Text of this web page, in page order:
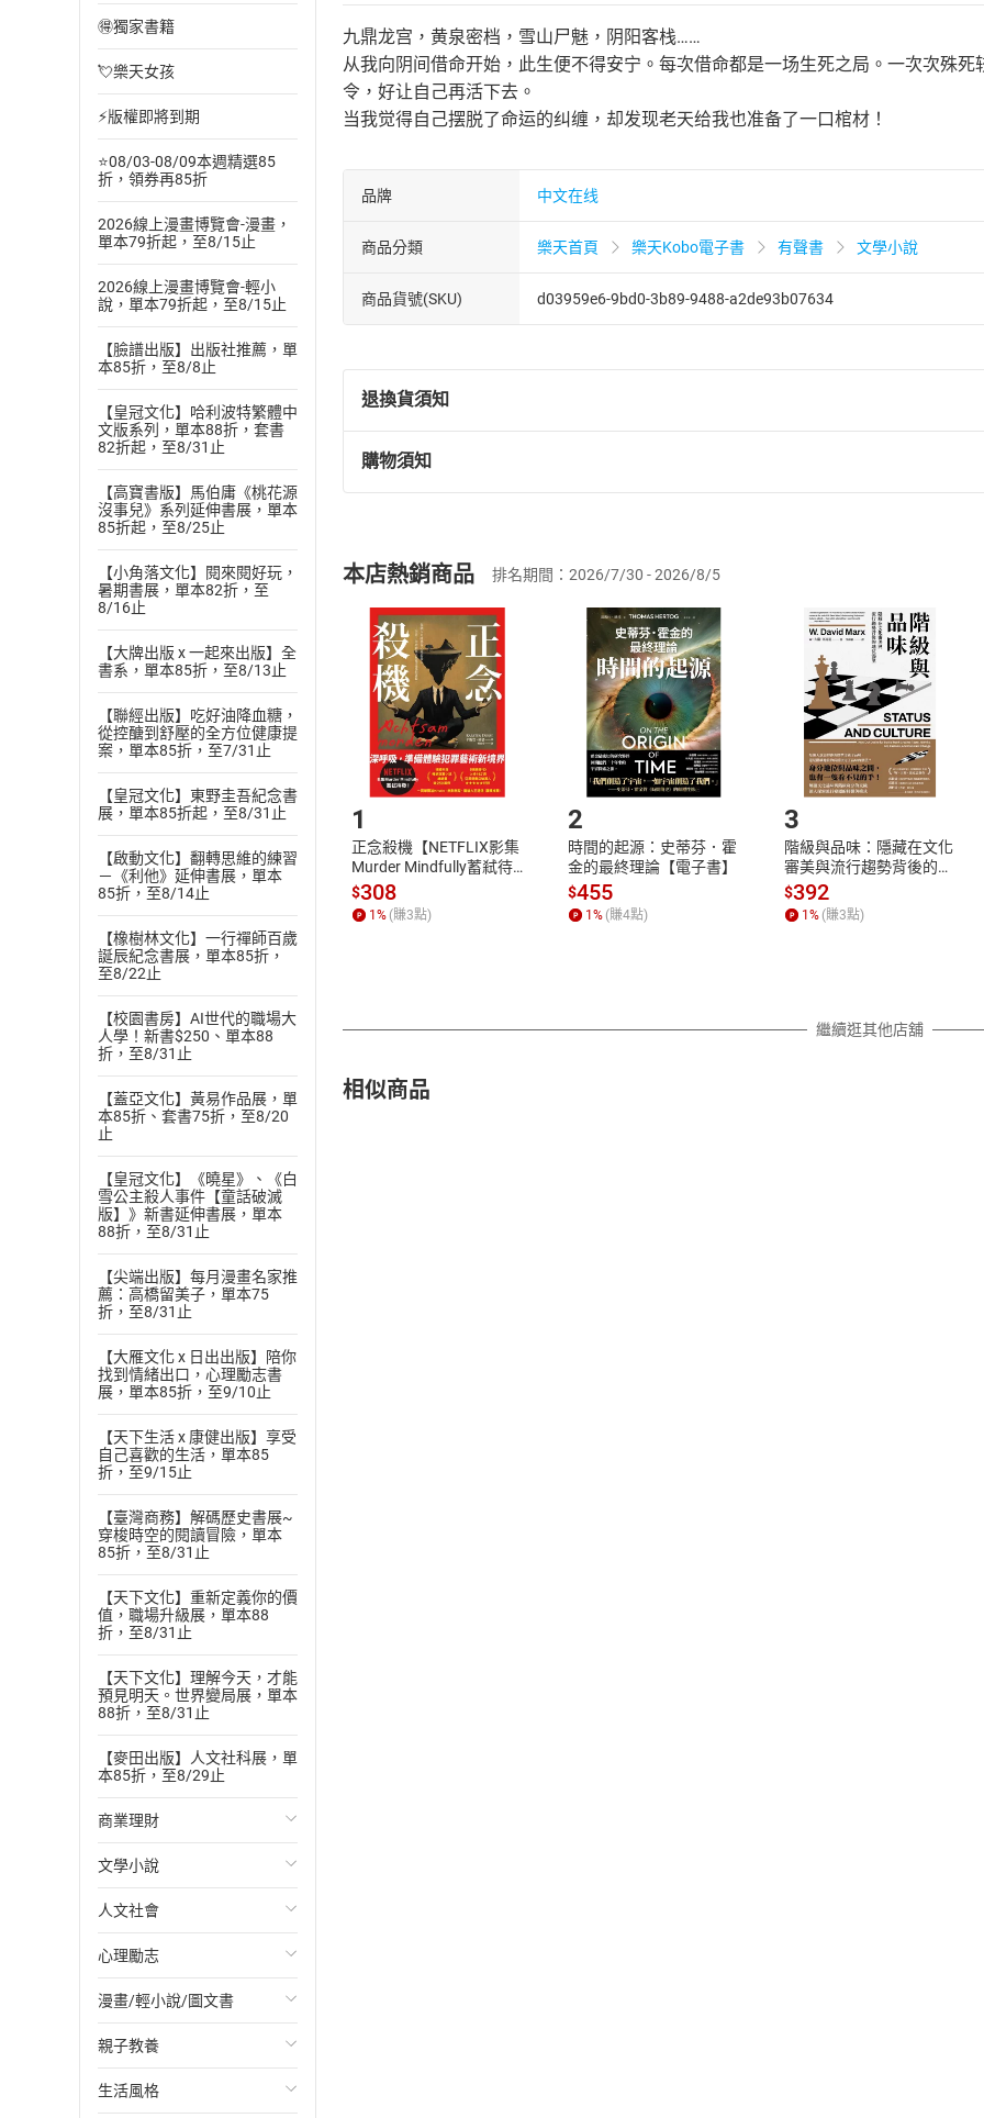
🉐獨家書籍
💘樂天女孩
⚡版權即將到期
⭐08/03-08/09本週精選85
折，領券再85折
2026線上漫畫博覽會-漫畫，
單本79折起，至8/15止
2026線上漫畫博覽會-輕小
說，單本79折起，至8/15止
【臉譜出版】出版社推薦，單
本85折，至8/8止
【皇冠文化】哈利波特繁體中
文版系列，單本88折，套書
82折起，至8/31止
【高寶書版】馬伯庸《桃花源
沒事兒》系列延伸書展，單本
85折起，至8/25止
【小角落文化】閱來閱好玩，
暑期書展，單本82折，至
8/16止
【大牌出版 x 一起來出版】全
書系，單本85折，至8/13止
【聯經出版】吃好油降血糖，
從控醣到舒壓的全方位健康提
案，單本85折，至7/31止
【皇冠文化】東野圭吾紀念書
展，單本85折起，至8/31止
【啟動文化】翻轉思維的練習
－《利他》延伸書展，單本
85折，至8/14止
【橡樹林文化】一行禪師百歲
誕辰紀念書展，單本85折，
至8/22止
【校園書房】AI世代的職場大
人學！新書$250、單本88
折，至8/31止
【蓋亞文化】黃易作品展，單
本85折、套書75折，至8/20
止
【皇冠文化】《曉星》、《白
雪公主殺人事件【童話破滅
版】》新書延伸書展，單本
88折，至8/31止
【尖端出版】每月漫畫名家推
薦：高橋留美子，單本75
折，至8/31止
【大雁文化 x 日出出版】陪你
找到情緒出口，心理勵志書
展，單本85折，至9/10止
【天下生活 x 康健出版】享受
自己喜歡的生活，單本85
折，至9/15止
【臺灣商務】解碼歷史書展~
穿梭時空的閱讀冒險，單本
85折，至8/31止
【天下文化】重新定義你的價
值，職場升級展，單本88
折，至8/31止
【天下文化】理解今天，才能
預見明天。世界變局展，單本
88折，至8/31止
【麥田出版】人文社科展，單
本85折，至8/29止
商業理財
投資理財
經濟/趨勢
財務/金融
管理/領導
職場工作術
成功法
文學小說
歐美文學
日本文學
韓國文學
華文文學
經典文學
人文社會
國際關係
政治
社會科學
台灣/中國歷史
心理勵志
心靈成長/情緒
人際關係
兩性關係
漫畫/輕小說/圖文書
輕小說
奇幻/科幻
親子教養
教育現場
生活風格
九鼎龙宫，黄泉密档，雪山尸魅，阴阳客栈……
从我向阴间借命开始，此生便不得安宁。每次借命都是一场生死之局。一次次殊
令，好让自己再活下去。
当我觉得自己摆脱了命运的纠缠，却发现老天给我也准备了一口棺材！
品牌 中文在线
商品分類 樂天首頁 樂天Kobo電子書 有聲書 文學小說
商品貨號(SKU) d03959e6-9bd0-3b89-9488-a2de93b07634
退換貨須知
退換貨規定：
(一)依消費者保護法第19條第1項後段暨通訊交易解除權合理例外情事適用
(二)消費者訂購本店鋪之商品即代表知悉本店鋪所銷售之商品為電子書，
且已下載/存取電子書，不得請求退貨退款。
退貨方式：您欲取消訂單或辦理退貨時，請登入樂天市場，並於「我的訂單
貨」，本店鋪將依您的申請進行審核，待審核通過後將為您辦理退款事宜。
請注意，樂天市場須以整筆訂單為單位進行取消/退貨，恕無法以單支商品取
購物須知
挑選商品
Choose
放入購物車
Shopping cart
登入帳號
Login
購書後，如何開始使用？
Step1.選擇閱讀載具 Step2.登入
本店熱銷商品 排名期間：2026/7/30 - 2026/8/5
1
正念殺機【NETFLIX影集
Murder Mindfully蓄弒待
發】【電子書】
$308
1 % (賺3點)
2
時間的起源：史蒂芬．霍
金的最終理論【電子書】
$455
1 % (賺4點)
3
階級與品味：隱藏在文化
審美與流行趨勢背後的地
位渴望【電子書】
$392
1 % (賺3點)
繼續逛其他店舖
相似商品